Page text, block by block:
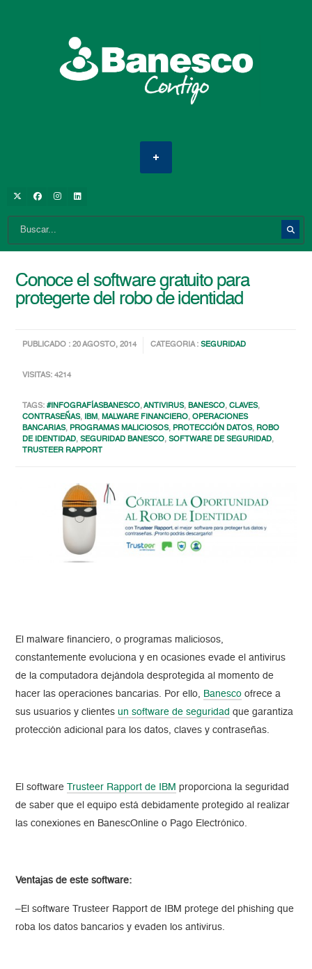
Conoce el software gratuito para
protegerte del robo de identidad
PUBLICADO : 20 AGOSTO, 2014 CATEGORIA :SEGURIDAD
VISITAS: 4214
TAGS:#INFOGRAFÍASBANESCO,ANTIVIRUS,BANESCO,CLAVES,
CONTRASEÑAS, IBM,MALWARE FINANCIERO,OPERACIONES
BANCARIAS, PROGRAMAS MALICIOSOS, PROTECCIÓN DATOS, ROBO
DE IDENTIDAD,SEGURIDAD BANESCO,SOFTWARE DE SEGURIDAD,
TRUSTEER RAPPORT
El malware financiero, o programas maliciosos,
constantemente evoluciona y en ocasiones evade el antivirus
de la computadora dejándola desprotegida al momento de
hacer las operaciones bancarias. Por ello,
Banesco ofrece a
sus usuarios y clientesun software de seguridad que garantiza
protección adicional para los datos, claves y contraseñas.
El softwareTrusteer Rapport de IBM proporciona la seguridad
de saber que el equipo está debidamente protegido al realizar
las conexiones en BanescOnline o Pago Electrónico.
Ventajas de este software:
–El software Trusteer Rapport de IBM protege del phishing que
roba los datos bancarios y evaden los antivirus.